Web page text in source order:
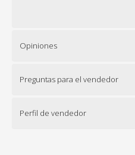
Opiniones
Preguntas para el vendedor
Perfil de vendedor